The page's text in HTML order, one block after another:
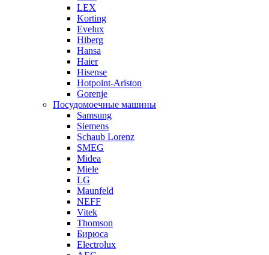
LEX
Korting
Evelux
Hiberg
Hansa
Haier
Hisense
Hotpoint-Ariston
Gorenje
Посудомоечные машины
Samsung
Siemens
Schaub Lorenz
SMEG
Midea
Miele
LG
Maunfeld
NEFF
Vitek
Thomson
Бирюса
Electrolux